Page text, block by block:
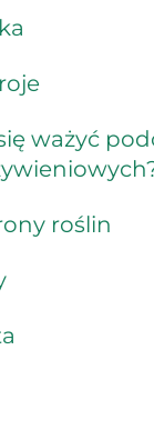
ważyć
roślin